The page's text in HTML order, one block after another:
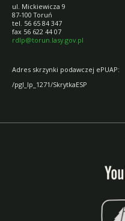
ul. Mickiewicza 9
87-100 Toruń
tel. 56 65 84 347
fax 56 622 44 07
rdlp@torun.lasy.gov.pl
Adres skrzynki podawczej ePUAP:
/pgl_lp_1271/SkrytkaESP